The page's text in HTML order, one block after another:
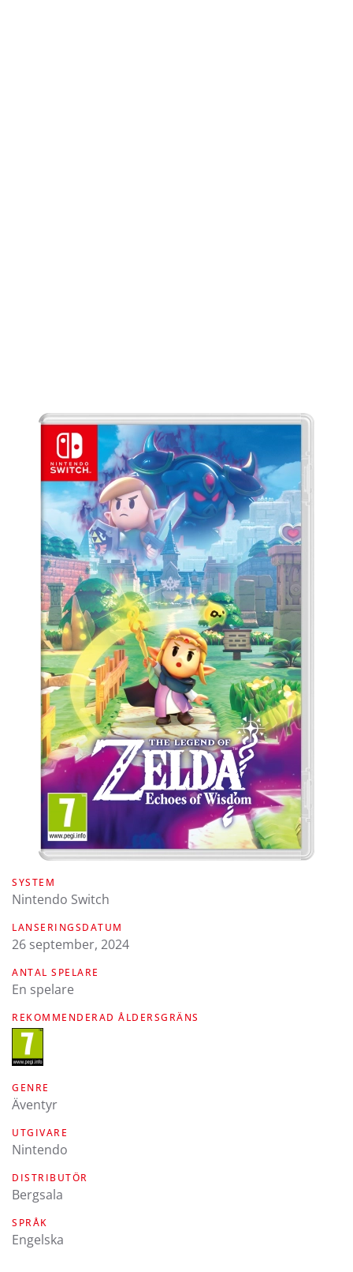
SYSTEM
Nintendo Switch
LANSERINGSDATUM
26 september, 2024
ANTAL SPELARE
En spelare
REKOMMENDERAD ÅLDERSGRÄNS
GENRE
Äventyr
UTGIVARE
Nintendo
DISTRIBUTÖR
Bergsala
SPRÅK
engelska